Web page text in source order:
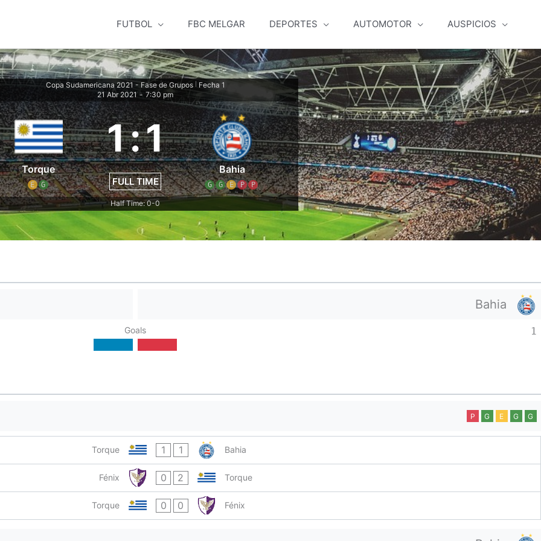
FUTBOL FBC MELGAR DEPORTES AUTOMOTOR AUSPICIOS
Copa Sudamericana 2021 - Fase de Grupos
Fecha 1
21 Abr 2021 - 7:30 pm
Torque
E G
1:1
FULL TIME
Bahia
G G E P P
Half Time: 0-0
Bahia
Goals 1
P G E G G
Torque 1 1 Bahia
Fénix 0 2 Torque
Torque 0 0 Fénix